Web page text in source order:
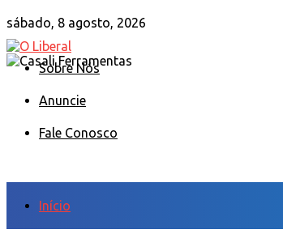
sábado, 8 agosto, 2026
Sobre Nós
Anuncie
Fale Conosco
Início